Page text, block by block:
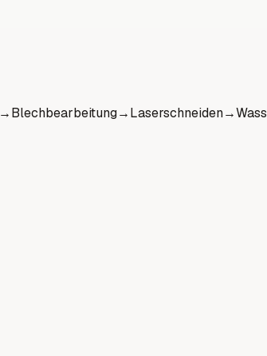
→Blechbearbeitung→Laserschneiden→